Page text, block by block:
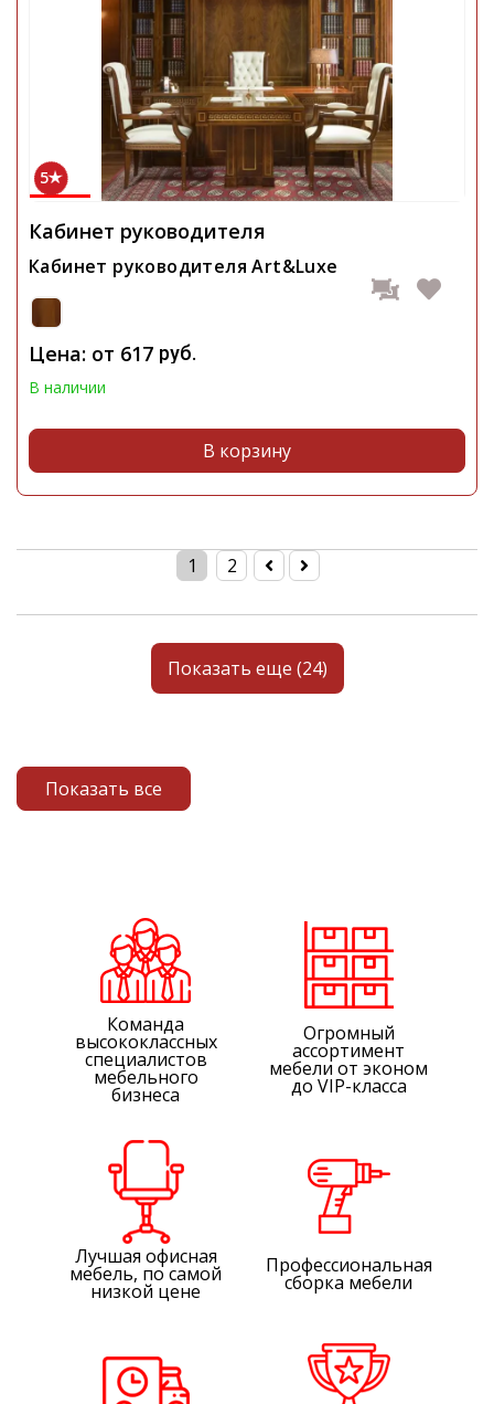
5
Кабинет руководителя
Кабинет руководителя Art&Luxe
Цена: от 617 руб.
В наличии
В корзину
1 2
Показать еще (24)
Показать все
Команда
высококлассных
специалистов
мебельного
бизнеса
Огромный
ассортимент
мебели от эконом
до VIP-класса
Лучшая офисная
мебель, по самой
низкой цене
Профессиональная
сборка мебели